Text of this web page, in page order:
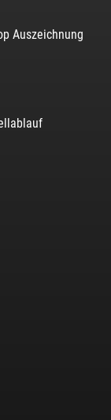
Auszeichnung